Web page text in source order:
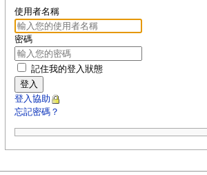
使用者名稱
密碼
記住我的登入狀態
登入
登入協助
忘記密碼？